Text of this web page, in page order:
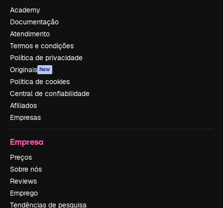
Academy
Documentação
Atendimento
Termos e condições
Política de privacidade
Originais New
Política de cookies
Central de confiabilidade
Afiliados
Empresas
Empresa
Preços
Sobre nós
Reviews
Emprego
Tendências de pesquisa